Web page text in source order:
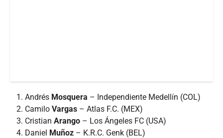
Andrés Mosquera – Independiente Medellín (COL)
Camilo Vargas – Atlas F.C. (MEX)
Cristian Arango – Los Ángeles FC (USA)
Daniel Muñoz – K.R.C. Genk (BEL)